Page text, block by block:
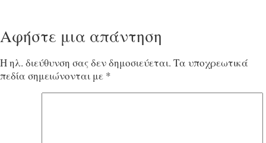
Αφήστε μια απάντηση
Η ηλ. διεύθυνση σας δεν δημοσιεύεται. Τα υποχρεωτικά
πεδία σημειώνονται με *